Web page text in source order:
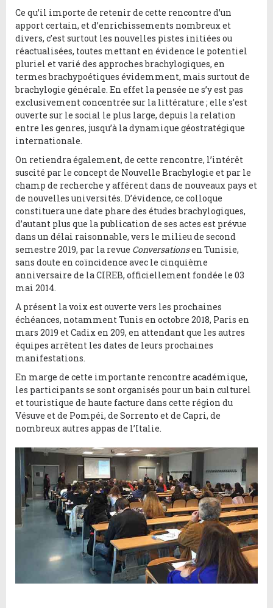
Ce qu’il importe de retenir de cette rencontre d’un
apport certain, et d’enrichissements nombreux et
divers, c’est surtout les nouvelles pistes initiées ou
réactualisées, toutes mettant en évidence le potentiel
pluriel et varié des approches brachylogiques, en
termes brachypoétiques évidemment, mais surtout de
brachylogie générale. En effet la pensée ne s’y est pas
exclusivement concentrée sur la littérature ; elle s’est
ouverte sur le social le plus large, depuis la relation
entre les genres, jusqu’à la dynamique géostratégique
internationale.
On retiendra également, de cette rencontre, l’intérêt
suscité par le concept de Nouvelle Brachylogie et par le
champ de recherche y afférent dans de nouveaux pays et
de nouvelles universités. D’évidence, ce colloque
constituera une date phare des études brachylogiques,
d’autant plus que la publication de ses actes est prévue
dans un délai raisonnable, vers le milieu de second
semestre 2019, par la revue Conversationsen Tunisie,
sans doute en coïncidence avec le cinquième
anniversaire de la CIREB, officiellement fondée le 03
mai 2014.
A présent la voix est ouverte vers les prochaines
échéances, notamment Tunis en octobre 2018, Paris en
mars 2019 et Cadix en 209, en attendant que les autres
équipes arrêtent les dates de leurs prochaines
manifestations.
En marge de cette importante rencontre académique,
les participants se sont organisés pour un bain culturel
et touristique de haute facture dans cette région du
Vésuve et de Pompéi, de Sorrento et de Capri, de
nombreux autres appas de l’Italie.